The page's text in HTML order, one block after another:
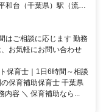
和台（千葉県）駅（流
くばエクスプレス）よ
はご相談に応じます 勤務
お気軽にお問い合わせ
保育士｜1日6時間～相談
保育補助保育士 千葉県
内容 ＼ 保育補助なら...